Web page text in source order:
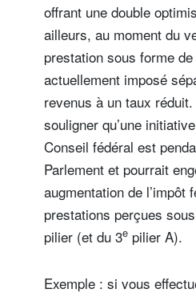
offrant une double
ailleurs, au moment du
prestation sous forme
actuellement imposé
revenus à un taux
souligner qu’une
Conseil fédéral est
Parlement et pourrait
augmentation de l’impôt
prestations perçues
pilier (et du 3e pilier A).
Exemple : si vous